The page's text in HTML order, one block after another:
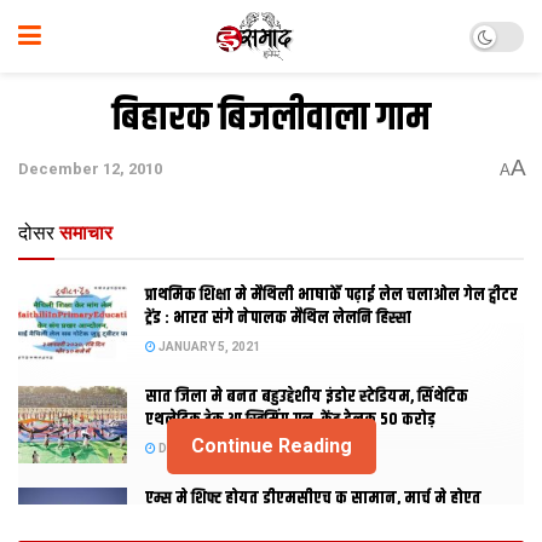
बिहारक बिजलीवाला गाम
December 12, 2010 AA
दोसर समाचार
प्राथमिक शि‍क्षा मे मैथि‍ली भाषाकेँ पढ़ाई लेल चलाओल गेल ट्वीटर
ट्रेंड : भारत संगे नेपालक मैथिल लेलनि हिस्सा
JANUARY 5, 2021
सात जिला मे बनत बहुउद्देशीय इंडोर स्‍टेडि‍यम, सिंथेटिक
एथलेटिक ट्रेक आ स्विमिंग पुल, केंद्र देलक 50 करोड़
DECEMBER 26, 2020
एम्स मे शिफ्ट होयत डीएमसीएच क सामान, मार्च मे होएत
Continue Reading